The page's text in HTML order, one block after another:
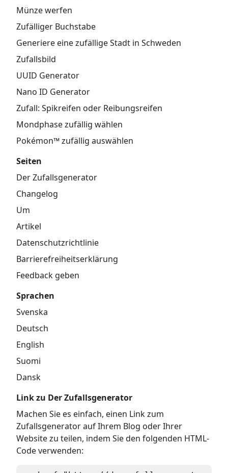
Münze werfen
Zufälliger Buchstabe
Generiere eine zufällige Stadt in Schweden
Zufallsbild
UUID Generator
Nano ID Generator
Zufall: Spikreifen oder Reibungsreifen
Mondphase zufällig wählen
Pokémon™ zufällig auswählen
Seiten
Der Zufallsgenerator
Changelog
Um
Artikel
Datenschutzrichtlinie
Barrierefreiheitserklärung
Feedback geben
Sprachen
Svenska
Deutsch
English
Suomi
Dansk
Link zu Der Zufallsgenerator
Machen Sie es einfach, einen Link zum
Zufallsgenerator auf Ihrem Blog oder Ihrer
Website zu teilen, indem Sie den folgenden HTML-
Code verwenden: